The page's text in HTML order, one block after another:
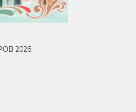
2026: